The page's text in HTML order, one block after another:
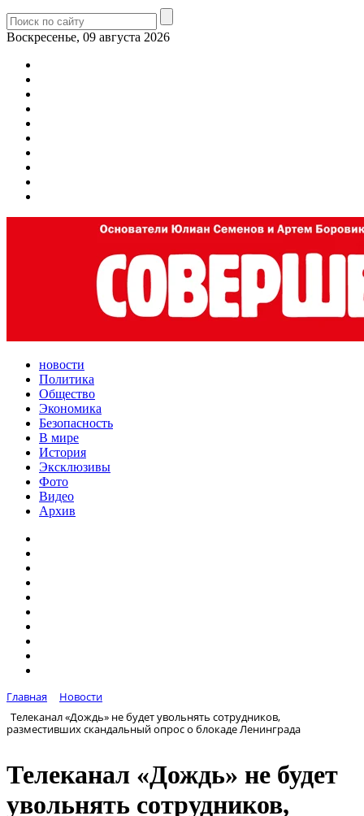
Воскресенье, 09 августа 2026
новости
Политика
Общество
Экономика
Безопасность
В мире
История
Эксклюзивы
Фото
Видео
Архив
Главная
Новости
Телеканал «Дождь» не будет увольнять сотрудников,
разместивших скандальный опрос о блокаде Ленинграда
Телеканал «Дождь» не будет
увольнять сотрудников,